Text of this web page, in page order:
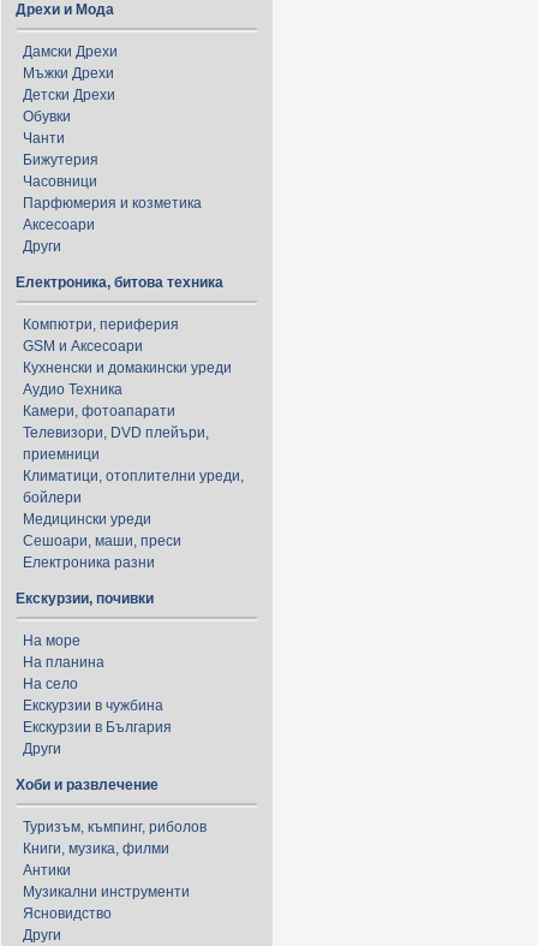
Дрехи и Мода
Дамски Дрехи
Мъжки Дрехи
Детски Дрехи
Обувки
Чанти
Бижутерия
Часовници
Парфюмерия и козметика
Аксесоари
Други
Електроника, битова техника
Компютри, периферия
GSM и Аксесоари
Кухненски и домакински уреди
Аудио Техника
Камери, фотоапарати
Телевизори, DVD плейъри,
приемници
Климатици, отоплителни уреди,
бойлери
Медицински уреди
Сешоари, маши, преси
Електроника разни
Екскурзии, почивки
На море
На планина
На село
Екскурзии в чужбина
Екскурзии в България
Други
Хоби и развлечение
Туризъм, къмпинг, риболов
Книги, музика, филми
Антики
Музикални инструменти
Ясновидство
Други